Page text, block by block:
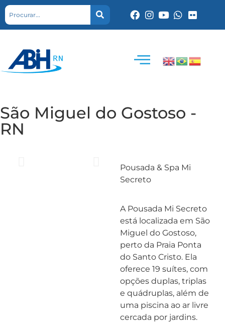
São Miguel do Gostoso -
RN
Pousada & Spa Mi
Secreto
A Pousada Mi Secreto
está localizada em São
Miguel do Gostoso,
perto da Praia Ponta
do Santo Cristo. Ela
oferece 19 suítes, com
opções duplas, triplas
e quádruplas, além de
uma piscina ao ar livre
cercada por jardins.